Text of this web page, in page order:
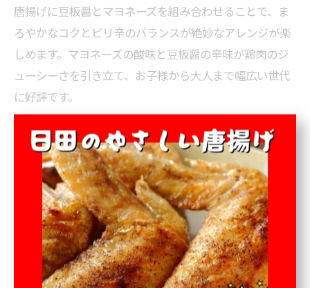
唐揚げに豆板醤とマヨネーズを組み合わせることで、ま
ろやかなコクとピリ辛のバランスが絶妙なアレンジが楽
しめます。マヨネーズの酸味と豆板醤の辛味が鶏肉のジ
ューシーさを引き立て、お子様から大人まで幅広い世代
に好評です。
アレンジの方法は、揚げたての唐揚げに豆板醤とマヨネ
ーズを混ぜた特製ソースをかけるだけ。豆板醤の量で辛
さを調整でき、マヨネーズを多めにすればまろやかさが
増します。お弁当やパーティー料理にもぴったりで、ソ
ースを別添えにすれば好みで調整しやすいのもポイント
です。
市販のマヨネーズや豆板醤を使えば、手間なく簡単に味
変ができるため、普段の唐揚げに飽きた方や、より個性